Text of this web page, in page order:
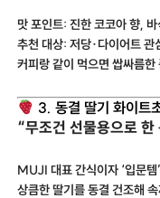
맛 포인트: 진한 코코아 향,
추천 대상: 저당·다이어트 관
커피랑 같이 먹으면 쌉싸름
3. 동결 딸기 화이트
“무조건 선물용으로 한
MUJI 대표 간식이자 ‘입문템
상큼한 딸기를 동결 건조해